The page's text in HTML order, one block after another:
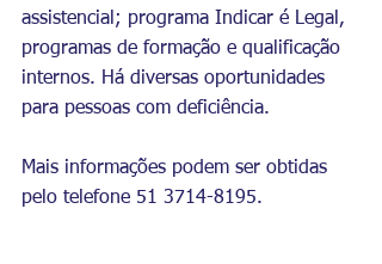
assistencial; programa Indicar é Legal,
programas de formação e qualificação
internos. Há diversas oportunidades
para pessoas com deficiência.
Mais informações podem ser obtidas
pelo telefone 51 3714-8195.